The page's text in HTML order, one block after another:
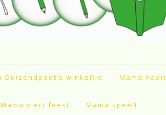
Duizendpoot’s winkeltje Mama naait
Mama viert feest Mama speelt